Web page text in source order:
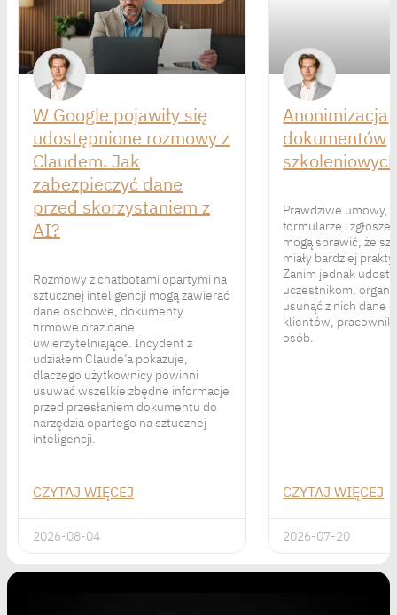
W Google pojawiły się
udostępnione rozmowy z
Claudem. Jak
zabezpieczyć dane
przed skorzystaniem z
AI?
Rozmowy z chatbotami opartymi na
sztucznej inteligencji mogą zawierać
dane osobowe, dokumenty
firmowe oraz dane
uwierzytelniające. Incydent z
udziałem Claude’a pokazuje,
dlaczego użytkownicy powinni
usuwać wszelkie zbędne informacje
przed przesłaniem dokumentu do
narzędzia opartego na sztucznej
inteligencji.
CZYTAJ WIĘCEJ
2026-08-04
Anonimizacja
dokumentów
Prawdziwe umowy,
formularze i
mogą sprawić, że
miały bardziej
Zanim jednak
uczestnikom,
usunąć z nich dane
klientów,
osób.
CZYTAJ WIĘCEJ
2026-07-20